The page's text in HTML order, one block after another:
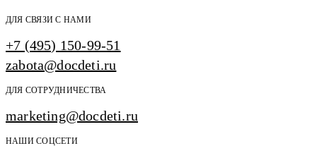
ДЛЯ СВЯЗИ С НАМИ
+7 (495) 150-99-51
zabota@docdeti.ru
ДЛЯ СОТРУДНИЧЕСТВА
marketing@docdeti.ru
НАШИ СОЦСЕТИ